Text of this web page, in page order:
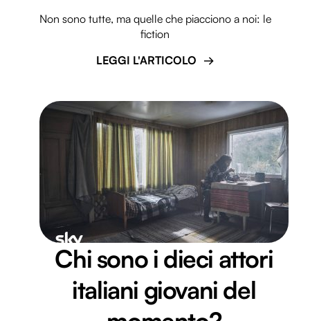
Non sono tutte, ma quelle che piacciono a noi: le
fiction
LEGGI L'ARTICOLO
Chi sono i dieci attori
italiani giovani del